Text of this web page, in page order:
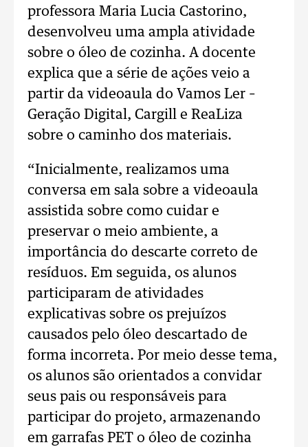
professora Maria Lucia Castorino,
desenvolveu uma ampla atividade
sobre o óleo de cozinha. A docente
explica que a série de ações veio a
partir da videoaula do Vamos Ler –
Geração Digital, Cargill e ReaLiza
sobre o caminho dos materiais.
“Inicialmente, realizamos uma
conversa em sala sobre a videoaula
assistida sobre como cuidar e
preservar o meio ambiente, a
importância do descarte correto de
resíduos. Em seguida, os alunos
participaram de atividades
explicativas sobre os prejuízos
causados pelo óleo descartado de
forma incorreta. Por meio desse tema,
os alunos são orientados a convidar
seus pais ou responsáveis para
participar do projeto, armazenando
em garrafas PET o óleo de cozinha